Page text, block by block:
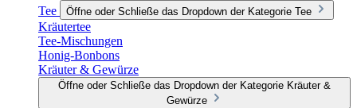
Tee
Öffne oder Schließe das Dropdown der Kategorie Tee
Kräutertee
Tee-Mischungen
Honig-Bonbons
Kräuter & Gewürze
Öffne oder Schließe das Dropdown der Kategorie Kräuter &
Gewürze